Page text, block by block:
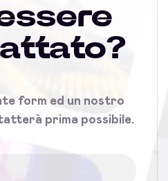
form ed un nostro
prima possibile.